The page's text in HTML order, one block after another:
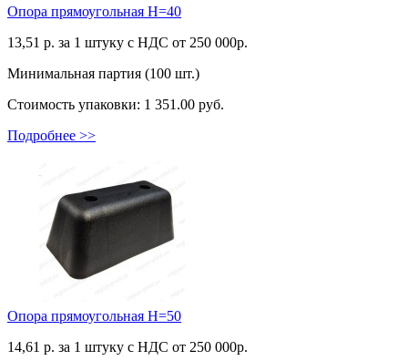
Опора прямоугольная Н=40
13,51 р. за 1 штуку c НДС от 250 000р.
Минимальная партия (100 шт.)
Стоимость упаковки: 1 351.00 руб.
Подробнее >>
Опора прямоугольная Н=50
14,61 р. за 1 штуку c НДС от 250 000р.